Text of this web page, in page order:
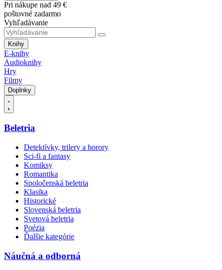
Pri nákupe nad 49 €
poštovné zadarmo
Vyhľadávanie
Knihy
E-knihy
Audioknihy
Hry
Filmy
Doplnky
Beletria
Detektívky, trilery a horory
Sci-fi a fantasy
Komiksy
Romantika
Spoločenská beletria
Klasika
Historické
Slovenská beletria
Svetová beletria
Poézia
Ďalšie kategórie
Náučná a odborná